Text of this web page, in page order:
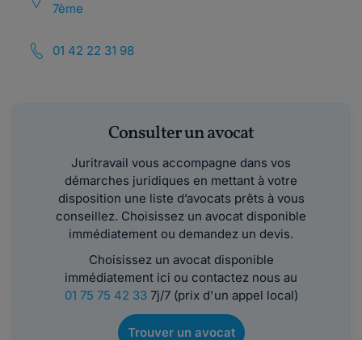
7ème
01 42 22 31 98
Consulter un avocat
Juritravail vous accompagne dans vos
démarches juridiques en mettant à votre
disposition une liste d’avocats prêts à vous
conseillez. Choisissez un avocat disponible
immédiatement ou demandez un devis.
Choisissez un avocat disponible
immédiatement ici ou contactez nous au
01 75 75 42 337j/7 (prix d'un appel local)
Trouver un avocat